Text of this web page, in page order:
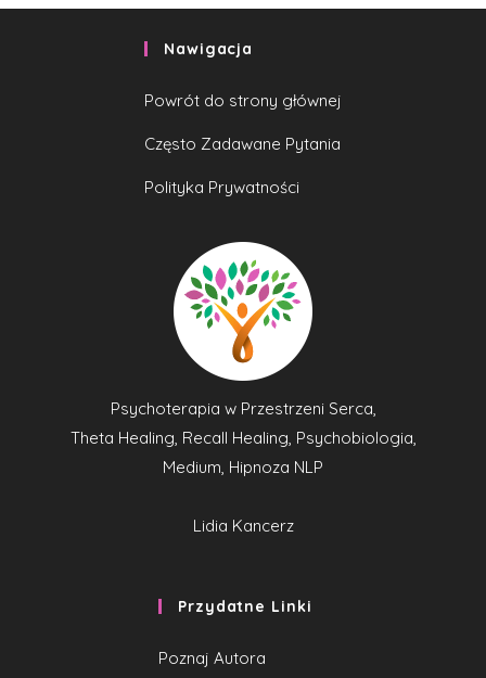
Nawigacja
Powrót do strony głównej
Często Zadawane Pytania
Polityka Prywatności
Psychoterapia w Przestrzeni Serca,
Theta Healing, Recall Healing, Psychobiologia,
Medium, Hipnoza NLP
Lidia Kancerz
Przydatne Linki
Poznaj Autora